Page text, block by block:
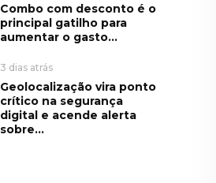
Combo com desconto é o
principal gatilho para
aumentar o gasto...
3 dias atrás
Geolocalização vira ponto
crítico na segurança
digital e acende alerta
sobre...